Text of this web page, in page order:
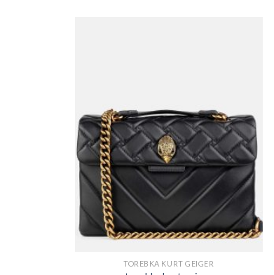
TOREBKA KURT GEIGER